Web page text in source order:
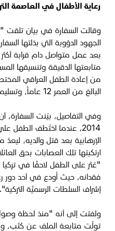
رعاية الأطفال في العاصمة
وقالت السفارة في بيان تلقت
الجهود الدؤوبة التي بذلتها
بعد عمل متواصل دام قرابة
متابعتها الدقيقة وتنسيقها
من إعادة الطفل العراقي
البالغ من العمر 12 عاماً، وتسليمه إلى ذويه".
وفي التفاصيل، بيّنت السفارة،
2014، عندما اختُطف
الإرهابية بعد قتل والديه، ليعدّ
ارتكبتها تلك العصابات بحق
فقدانه، حيث أُودع في أحد دور
إشراف السلطات الرسميَّة التركية".
ولفتت إلى أنه "منذ لحظة
تولّت متابعة الملف عن كثب،